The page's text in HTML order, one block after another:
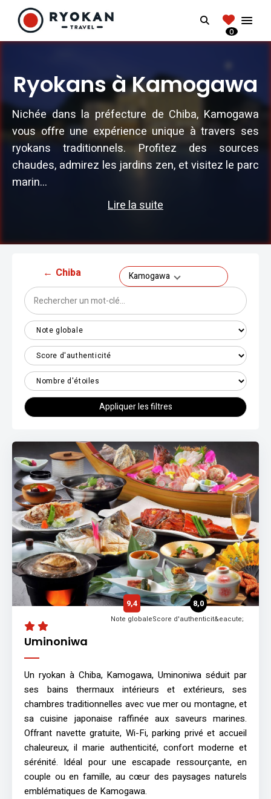
RYOKANTRAVEL
Vivez l'expérience authentique d'un Ryokan
Search
0
Ryokans à Kamogawa
Nichée dans la préfecture de Chiba, Kamogawa
vous offre une expérience unique à travers ses
ryokans traditionnels. Profitez des sources
chaudes, admirez les jardins zen, et visitez le parc
marin...
Lire la suite
← Chiba Kamogawa
Appliquer les filtres
Uminoniwa
9,4
Note globale
8,0
Score d'authenticit&eacute;
Un ryokan à Chiba, Kamogawa, Uminoniwa séduit par
ses bains thermaux intérieurs et extérieurs, ses
chambres traditionnelles avec vue mer ou montagne, et
sa cuisine japonaise raffinée aux saveurs marines.
Offrant navette gratuite, Wi-Fi, parking privé et accueil
chaleureux, il marie authenticité, confort moderne et
sérénité. Idéal pour une escapade ressourçante, en
couple ou en famille, au cœur des paysages naturels
emblématiques de Kamogawa.